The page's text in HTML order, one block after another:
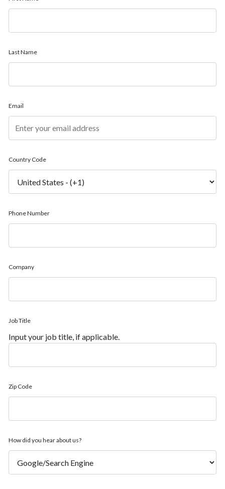
Last Name
Email
Country Code
Phone Number
Company
Job Title
Input your job title, if applicable.
Zip Code
How did you hear about us?